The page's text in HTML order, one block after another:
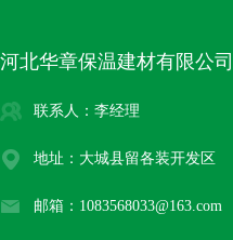
河北华章保温建材有限公
联系人：李经理
地址：大城县留各装开发区
邮箱：1083568033@163.com